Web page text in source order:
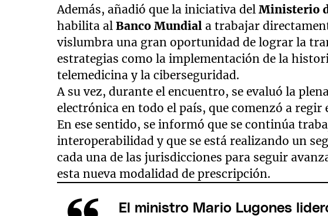
Además, añadió que la iniciativa del Ministerio
habilita al Banco Mundial a trabajar
vislumbra una gran oportunidad de lograr la
estrategias como la implementación de la
telemedicina y la ciberseguridad.
A su vez, durante el encuentro, se evaluó la
electrónica en todo el país, que comenzó a regir
En ese sentido, se informó que se continúa
interoperabilidad y que se está realizando un
cada una de las jurisdicciones para seguir
esta nueva modalidad de prescripción.
El ministro Mario Lugones